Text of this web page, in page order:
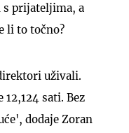
s prijateljima, a
li to točno?
uživali.
sati. Bez
dodaje Zoran